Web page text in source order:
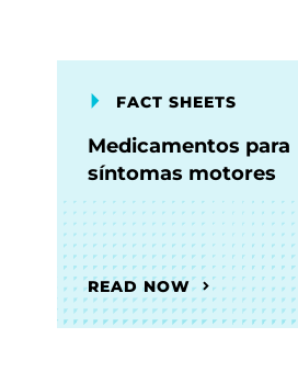
FACT SHEETS
Medicamentos para
síntomas motores
READ NOW